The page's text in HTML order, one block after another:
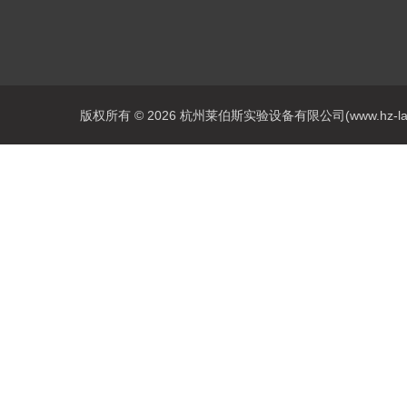
版权所有 © 2026 杭州莱伯斯实验设备有限公司